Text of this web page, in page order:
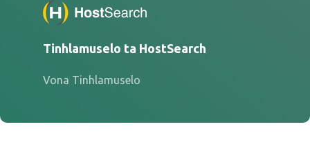
Tinhlamuselo ta HostSearch
Vona Tinhlamuselo